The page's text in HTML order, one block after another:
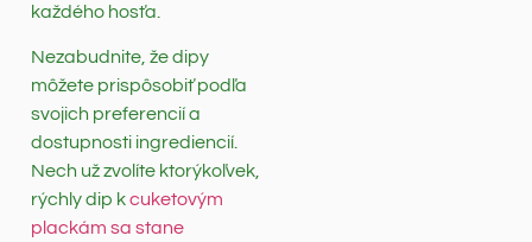
každého hosťa.
Nezabudnite, že dipy
môžete prispôsobiť podľa
svojich preferencií a
dostupnosti ingrediencií.
Nech už zvolíte ktorýkoľvek,
rýchly dip kcuketovým
plackám sa stane